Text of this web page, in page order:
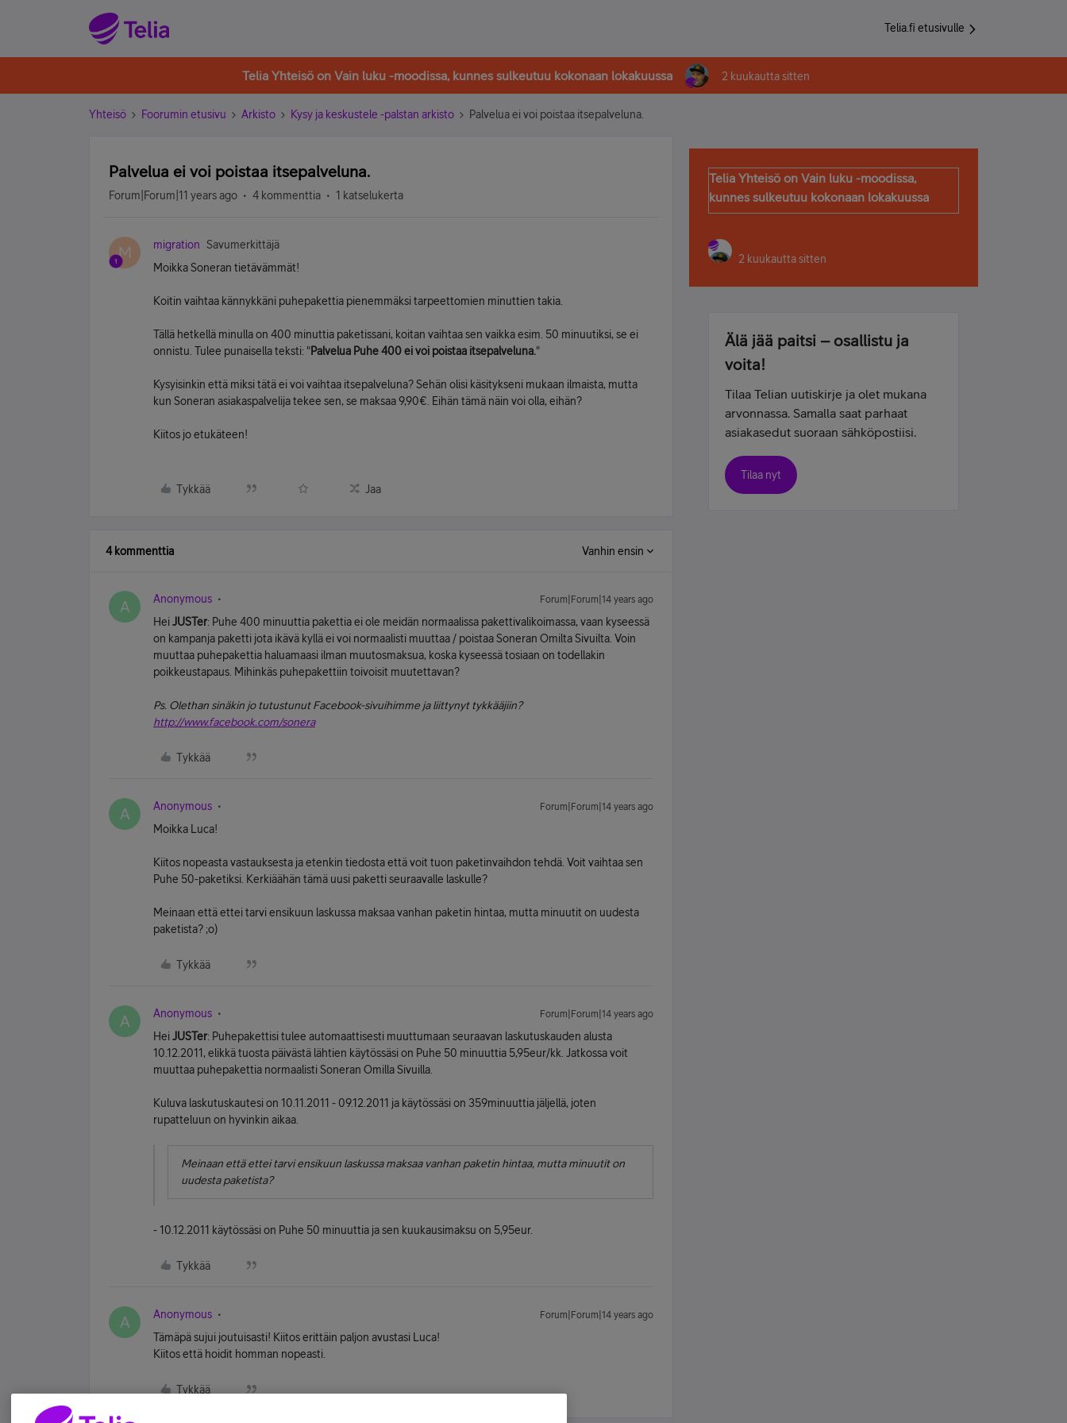
Telia.fi etusivulle
Telia Yhteisö on Vain luku -moodissa, kunnes sulkeutuu kokonaan lokakuussa 2 kuukautta sitten
Yhteisö Foorumin etusivu Arkisto Kysy ja keskustele -palstan arkisto Palvelua ei voi poistaa itsepalveluna.
Palvelua ei voi poistaa itsepalveluna.
Forum|Forum|11 years ago 4 kommenttia 1 katselukerta
M migration
Savumerkittäjä
Moikka Soneran tietävämmät!
Koitin vaihtaa kännykkäni puhepakettia pienemmäksi tarpeettomien minuttien takia.
Tällä hetkellä minulla on 400 minuttia paketissani, koitan vaihtaa sen vaikka esim. 50 minuutiksi, se ei
onnistu. Tulee punaisella teksti: "Palvelua Puhe 400 ei voi poistaa itsepalveluna."
Kysyisinkin että miksi tätä ei voi vaihtaa itsepalveluna? Sehän olisi käsitykseni mukaan ilmaista, mutta
kun Soneran asiakaspalvelija tekee sen, se maksaa 9,90€. Eihän tämä näin voi olla, eihän?
Kiitos jo etukäteen!
Tykkää Jaa
4 kommenttia Vanhin ensin
A Anonymous Forum|Forum|14 years ago
HeiJUSTer: Puhe 400 minuuttia pakettia ei ole meidän normaalissa pakettivalikoimassa, vaan kyseessä
on kampanja paketti jota ikävä kyllä ei voi normaalisti muuttaa / poistaa Soneran Omilta Sivuilta. Voin
muuttaa puhepakettia haluamaasi ilman muutosmaksua, koska kyseessä tosiaan on todellakin
poikkeustapaus. Mihinkäs puhepakettiin toivoisit muutettavan?
Ps. Olethan sinäkin jo tutustunut Facebook-sivuihimme ja liittynyt tykkääjiin?
http://www.facebook.com/sonera
Tykkää
A Anonymous Forum|Forum|14 years ago
Moikka Luca!
Kiitos nopeasta vastauksesta ja etenkin tiedosta että voit tuon paketinvaihdon tehdä. Voit vaihtaa sen
Puhe 50-paketiksi. Kerkiäähän tämä uusi paketti seuraavalle laskulle?
Meinaan että ettei tarvi ensikuun laskussa maksaa vanhan paketin hintaa, mutta minuutit on uudesta
paketista? ;o)
Tykkää
A Anonymous Forum|Forum|14 years ago
HeiJUSTer: Puhepakettisi tulee automaattisesti muuttumaan seuraavan laskutuskauden alusta
10.12.2011, elikkä tuosta päivästä lähtien käytössäsi on Puhe 50 minuuttia 5,95eur/kk. Jatkossa voit
muuttaa puhepakettia normaalisti Soneran Omilla Sivuilla.
Kuluva laskutuskautesi on 10.11.2011 - 09.12.2011 ja käytössäsi on 359minuuttia jäljellä, joten
rupatteluun on hyvinkin aikaa.
Meinaan että ettei tarvi ensikuun laskussa maksaa vanhan paketin hintaa, mutta minuutit on
uudesta paketista?
- 10.12.2011 käytössäsi on Puhe 50 minuuttia ja sen kuukausimaksu on 5,95eur.
Tykkää
A Anonymous Forum|Forum|14 years ago
Tämäpä sujui joutuisasti! Kiitos erittäin paljon avustasi Luca!
Kiitos että hoidit homman nopeasti.
Tykkää
Telia Yhteisö on Vain luku -moodissa,
kunnes sulkeutuu kokonaan lokakuussa
2 kuukautta sitten
Älä jää paitsi – osallistu ja
voita!
Tilaa Telian uutiskirje ja olet mukana
arvonnassa. Samalla saat parhaat
asiakasedut suoraan sähköpostiisi.
Tilaa nyt